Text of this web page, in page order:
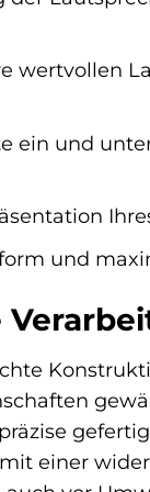
wertvollen
ein und
und
einer